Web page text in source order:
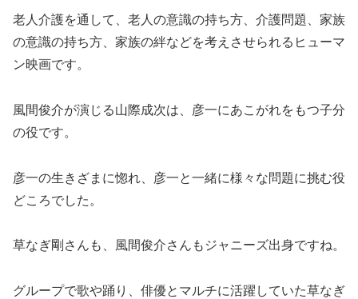
老人介護を通して、老人の意識の持ち方、介護問題、家族
の意識の持ち方、家族の絆などを考えさせられるヒューマ
ン映画です。
風間俊介が演じる山際成次は、彦一にあこがれをもつ子分
の役です。
彦一の生きざまに惚れ、彦一と一緒に様々な問題に挑む役
どころでした。
草なぎ剛さんも、風間俊介さんもジャニーズ出身ですね。
グループで歌や踊り、俳優とマルチに活躍していた草なぎ